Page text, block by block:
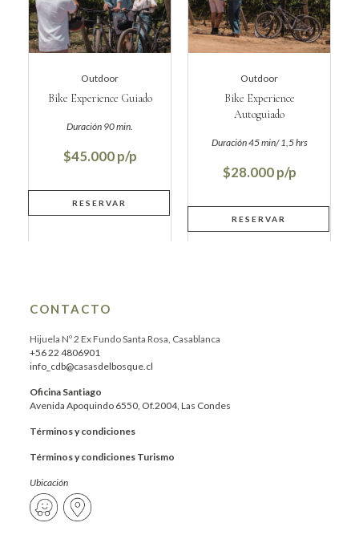
Outdoor
Bike Experience Guiado
$45.000
Outdoor
Bike Experience
Autoguiado
$28.000
CONTACTO
Hijuela Nº 2 Ex Fundo Santa Rosa, Casablanca
+56 22 4806901
info_cdb@casasdelbosque.cl
Oficina Santiago
Avenida Apoquindo 6550, Of.2004, Las Condes
Términos y condiciones
Términos y condiciones Turismo
Ubicación